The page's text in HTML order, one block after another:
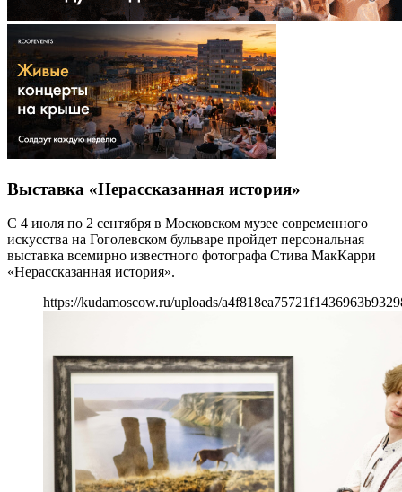
Выставка «Нерассказанная история»
С 4 июля по 2 сентября в Московском музее современного
искусства на Гоголевском бульваре пройдет персональная
выставка всемирно известного фотографа Стива МакКарри
«Нерассказанная история».
https://kudamoscow.ru/uploads/